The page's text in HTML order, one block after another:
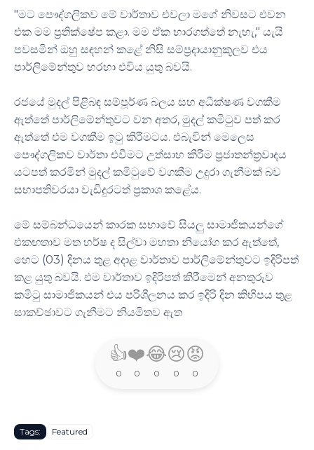
"මට පෞද්ගලිකව මේ වාර්තාව එවලා මගේ නිවසට එවන
එක මම ප්‍රතික්ෂේප කළා. මම ඒක භාරගත්තේ නැහැ," යැයි
පවසමින් ඔහු සඳහන් කළේ නිසි සම්ප්‍රදායානුකූලව එය
පාර්ලිමේන්තුව හරහා එවිය යුතු බවයි.
රජයේ මුදල් පිළිබඳ සම්පූර්ණ බලය සහ අධීක්ෂණ වගකීම
ඇත්තේ පාර්ලිමේන්තුවට වන අතර, මුදල් කමිටුව පත් කර
ඇත්තේ එම වගකීම ඉටු කිරීමටය. එබැවින් මෙලෙස
පෞද්ගලිකව වාර්තා එවීමට උත්සාහ කිරීම ප්‍රජාතන්ත්‍රවාදය
යටපත් කරමින් මුදල් කමිටුවේ වගකීම උදුරා ගැනීමක් බව
සභාපතිවරයා වැඩිදුරටත් ප්‍රකාශ කළේය.
මේ සම්බන්ධයෙන් කාරක සභාවේ සියලු සාමාජිකයන්ගේ
එකඟතාව මත හර්ෂ ද සිල්වා මහතා නියෝග කර ඇත්තේ,
හෙට (03) දිනය තුළ අදාළ වාර්තාව පාර්ලිමේන්තුවට ඉදිරිපත්
කළ යුතු බවයි. එම වාර්තාව ඉදිරිපත් කිරීමෙන් අනතුරුව
කමිටු සාමාජිකයන් එය පරිශීලනය කර ඉදිරි දින කිහිපය තුළ
සාකච්ඡාවට ගැනීමට නියමිතව ඇත
👍
0
❤️
0
😂
0
😢
0
😡
0
Tags: Featured